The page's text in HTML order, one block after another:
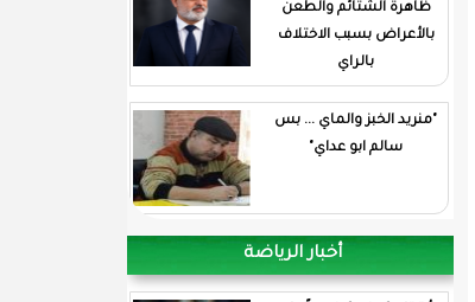
ظاهرة الشتائم والطعن
بالأعراض بسبب الاختلاف
بالراي
"منريد الخبز والماي ... بس
سالم ابو عداي"
أخبار الرياضة